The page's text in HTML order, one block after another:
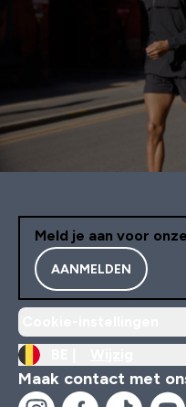
Meld je aan voor
AANMELDEN
Maak contact met